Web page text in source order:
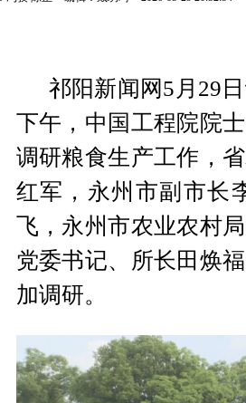
祁阳新闻网5月29
下午，中国工程院院
调研粮食生产工作，
红军，永州市副市长
飞，永州市农业农村
党委书记、所长田焕
加调研。